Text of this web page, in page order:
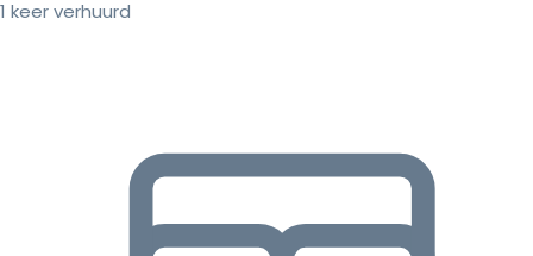
1 keer verhuurd